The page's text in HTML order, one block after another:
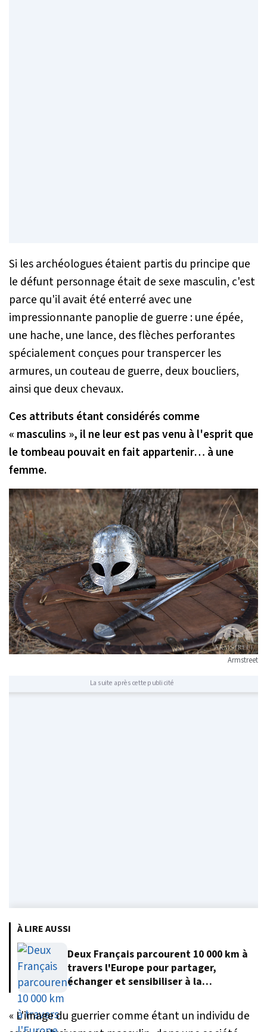
Si les archéologues étaient partis du principe que
le défunt personnage était de sexe masculin, c'est
parce qu'il avait été enterré avec une
impressionnante panoplie de guerre : une épée,
une hache, une lance, des flèches perforantes
spécialement conçues pour transpercer les
armures, un couteau de guerre, deux boucliers,
ainsi que deux chevaux.
Ces attributs étant considérés comme
« masculins », il ne leur est pas venu à l'esprit que
le tombeau pouvait en fait appartenir… à une
femme.
Armstreet
La suite après cette publicité
À LIRE AUSSI
Deux Français parcourent 10 000 km à
travers l'Europe pour partager,
échanger et sensibiliser à la
« L'image du guerrier comme étant un individu de